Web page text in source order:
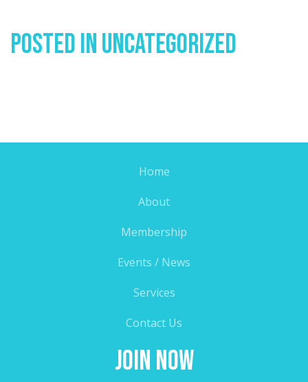
Posted InUncategorized
Home
About
Membership
Events / News
Services
Contact Us
Join Now